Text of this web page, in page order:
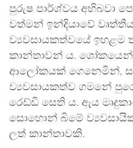
පුරුෂ පාර්ශ්වය අභිබවා
වත්මන් ඉන්දියාවේ වෘත්තීය
ව්‍යවසායකත්වයේ ඉහළම
කාන්තාවන් ය. ශෝකයෙන්
ආලෝකයක් ගෙනෙමින්,
ව්‍යවසායකත්ව ගමනේ
රෙඩ්ඩි සෙති ය. ඇය
සොහොන් බිමේ
ලත් කාන්තාවකි.